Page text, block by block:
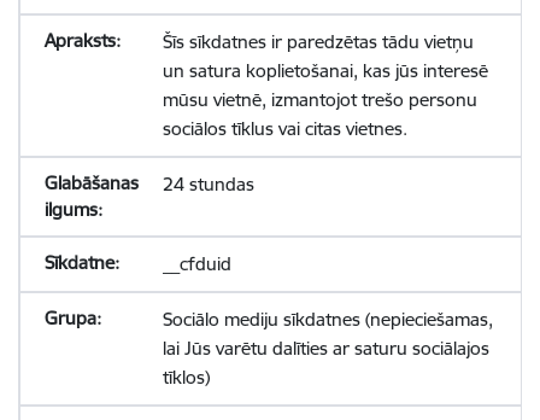
Šīs sīkdatnes ir paredzētas tādu vietņu
un satura koplietošanai, kas jūs interesē
mūsu vietnē, izmantojot trešo personu
sociālos tīklus vai citas vietnes.
24 stundas
__cfduid
Sociālo mediju sīkdatnes (nepieciešamas,
lai Jūs varētu dalīties ar saturu sociālajos
tīklos)